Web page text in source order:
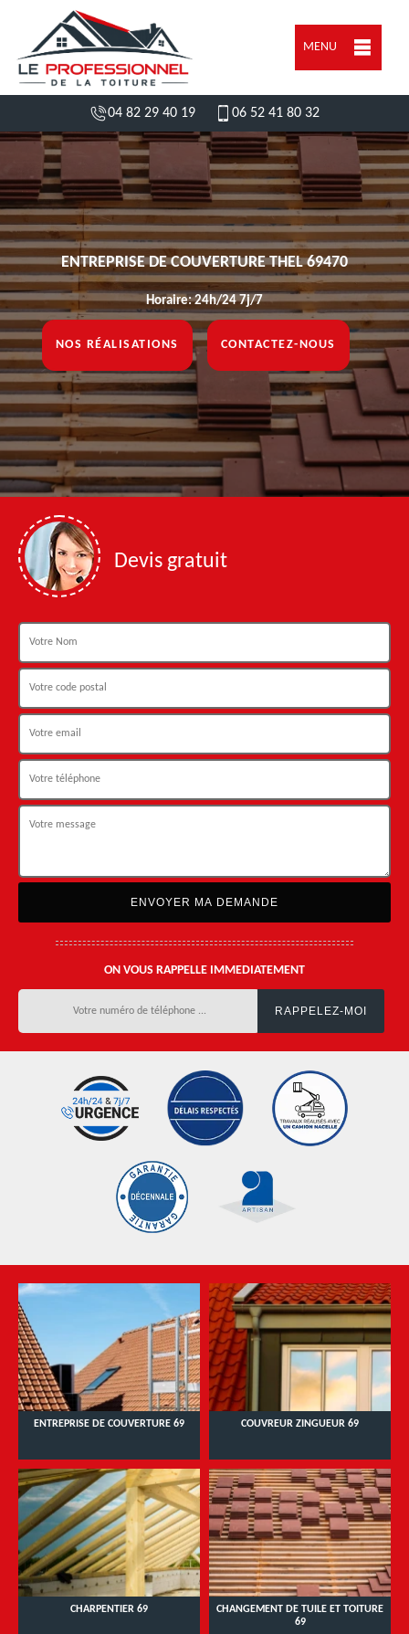
MENU
04 82 29 40 19 06 52 41 80 32
ENTREPRISE DE COUVERTURE THEL 69470
Horaire: 24h/24 7j/7
NOS RÉALISATIONS CONTACTEZ-NOUS
Devis gratuit
ON VOUS RAPPELLE IMMEDIATEMENT
ENTREPRISE DE COUVERTURE 69 COUVREUR ZINGUEUR 69
CHARPENTIER 69
CHANGEMENT DE TUILE ET TOITURE
69